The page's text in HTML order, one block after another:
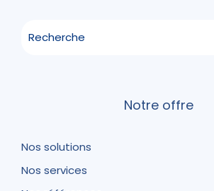
Notre offre
Nos solutions
Nos services